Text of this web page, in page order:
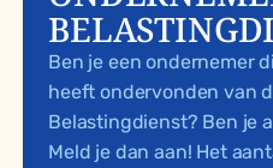
Ben je een ondernemer
heeft ondervonden van
Belastingdienst? Ben je
Meld je dan aan! Het